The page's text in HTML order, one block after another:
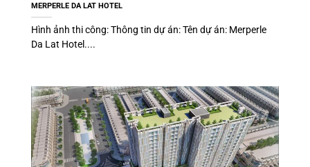
MERPERLE DA LAT HOTEL
Hình ảnh thi công: Thông tin dự án: Tên dự án: Merperle
Da Lat Hotel....